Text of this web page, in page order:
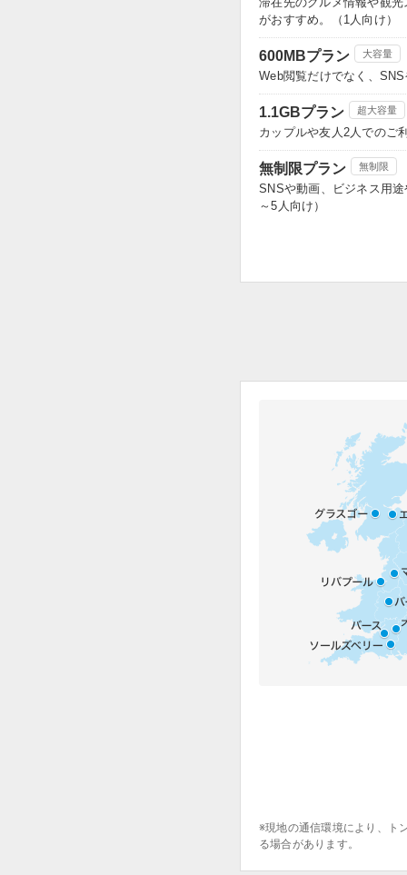
がおすすめ。（1人向け）
600MBプラン 大容量
Web閲覧だけでなく、
1.1GBプラン 超大容量
カップルや友人2人でのご
無制限プラン 無制限
SNSや動画、ビジネス用
～5人向け）
※現地の通信環境により、ト
る場合があります。